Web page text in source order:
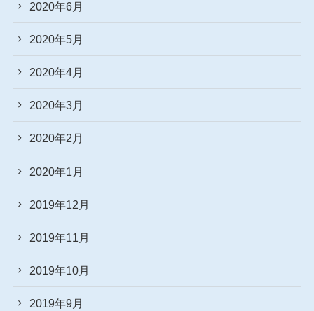
2020年6月
2020年5月
2020年4月
2020年3月
2020年2月
2020年1月
2019年12月
2019年11月
2019年10月
2019年9月